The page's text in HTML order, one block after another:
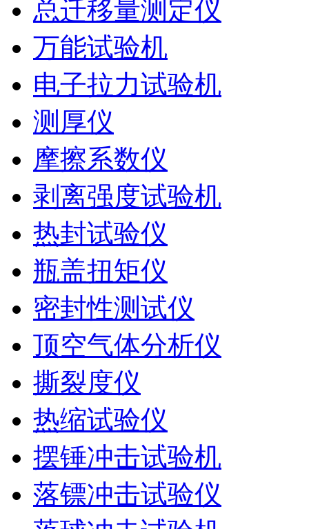
总迁移量测定仪
万能试验机
电子拉力试验机
测厚仪
摩擦系数仪
剥离强度试验机
热封试验仪
瓶盖扭矩仪
密封性测试仪
顶空气体分析仪
撕裂度仪
热缩试验仪
摆锤冲击试验机
落镖冲击试验仪